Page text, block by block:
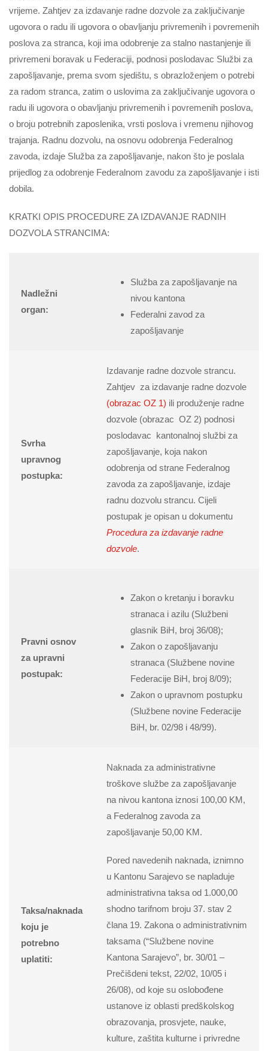
vrijeme. Zahtjev za izdavanje radne dozvole za zaključivanje
ugovora o radu ili ugovora o obavljanju privremenih i povremenih
poslova za stranca, koji ima odobrenje za stalno nastanjenje ili
privremeni boravak u Federaciji, podnosi poslodavac Službi za
zapošljavanje, prema svom sjedištu, s obrazloženjem o potrebi
za radom stranca, zatim o uslovima za zaključivanje ugovora o
radu ili ugovora o obavljanju privremenih i povremenih poslova,
o broju potrebnih zaposlenika, vrsti poslova i vremenu njihovog
trajanja. Radnu dozvolu, na osnovu odobrenja Federalnog
zavoda, izdaje Služba za zapošljavanje, nakon što je poslala
prijedlog za odobrenje Federalnom zavodu za zapošljavanje i isti
dobila.
KRATKI OPIS PROCEDURE ZA IZDAVANJE RADNIH
DOZVOLA STRANCIMA:
Nadležni
organ:
Služba za zapošljavanje na
nivou kantona
Federalni zavod za
zapošljavanje
Svrha
upravnog
postupka:
Izdavanje radne dozvole strancu.
Zahtjev za izdavanje radne dozvole
(obrazac OZ 1) ili produženje radne
dozvole (obrazac OZ 2) podnosi
poslodavac kantonalnoj službi za
zapošljavanje, koja nakon
odobrenja od strane Federalnog
zavoda za zapošljavanje, izdaje
radnu dozvolu strancu. Cijeli
postupak je opisan u dokumentu
Procedura za izdavanje radne
dozvole.
Pravni osnov
za upravni
postupak:
Zakon o kretanju i boravku
stranaca i azilu (Službeni
glasnik BiH, broj 36/08);
Zakon o zapošljavanju
stranaca (Službene novine
Federacije BiH, broj 8/09);
Zakon o upravnom postupku
(Službene novine Federacije
BiH, br. 02/98 i 48/99).
Taksa/naknada
koju je
potrebno
uplatiti:
Naknada za administrativne
troškove službe za zapošljavanje
na nivou kantona iznosi 100,00 KM,
a Federalnog zavoda za
zapošljavanje 50,00 KM.
Pored navedenih naknada, iznimno
u Kantonu Sarajevo se napladuje
administrativna taksa od 1.000,00
shodno tarifnom broju 37. stav 2
člana 19. Zakona o administrativnim
taksama (“Službene novine
Kantona Sarajevo”, br. 30/01 –
Prečišdeni tekst, 22/02, 10/05 i
26/08), od koje su oslobođene
ustanove iz oblasti predškolskog
obrazovanja, prosvjete, nauke,
kulture, zaštita kulturne i privredne